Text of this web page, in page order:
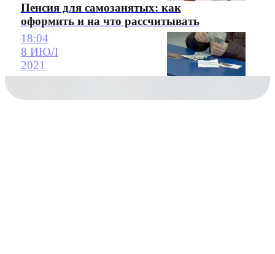
Пенсия для самозанятых: как
оформить и на что рассчитывать
18:04
8 ИЮЛ
2021